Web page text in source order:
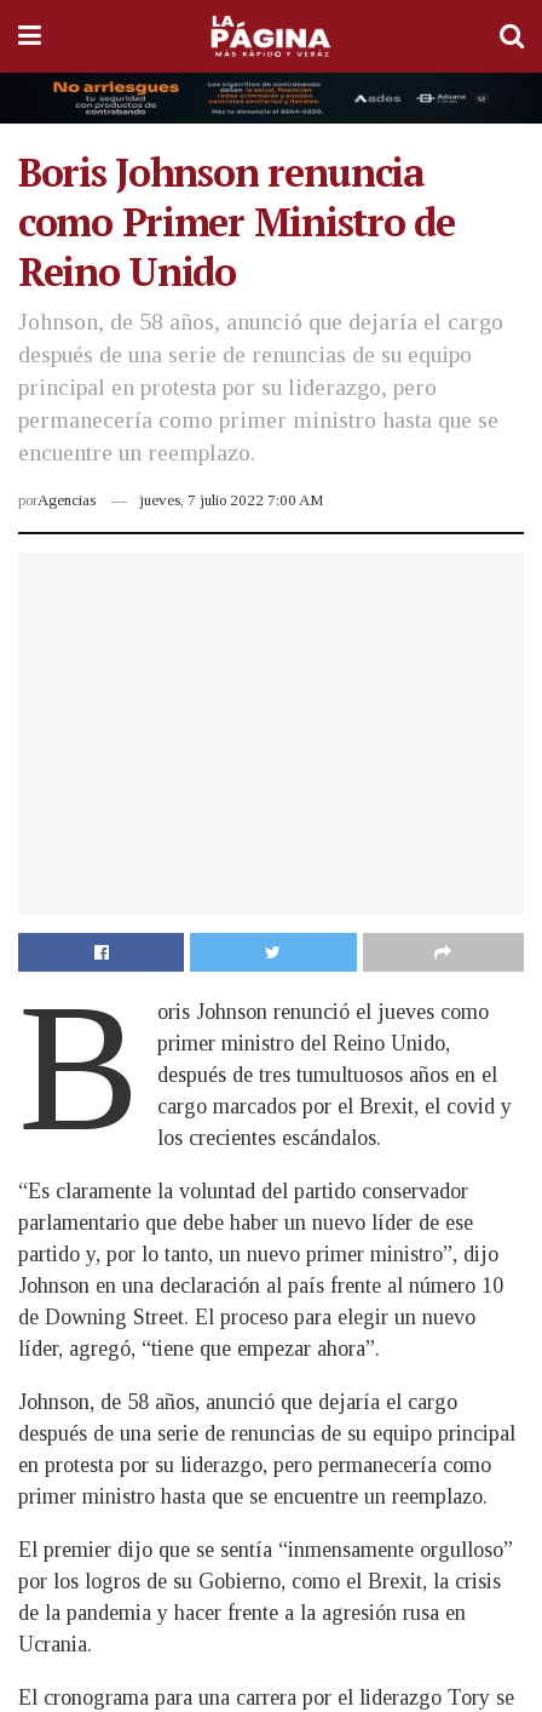
Boris Johnson renuncia
como Primer Ministro de
Reino Unido
Johnson, de 58 años, anunció que dejaría el cargo
después de una serie de renuncias de su equipo
principal en protesta por su liderazgo, pero
permanecería como primer ministro hasta que se
encuentre un reemplazo.
porAgencias jueves, 7 julio 2022 7:00 AM
B
oris Johnson renunció el jueves como
primer ministro del Reino Unido,
después de tres tumultuosos años en el
cargo marcados por el Brexit, el covid y
los crecientes escándalos.
“Es claramente la voluntad del partido conservador
parlamentario que debe haber un nuevo líder de ese
partido y, por lo tanto, un nuevo primer ministro”, dijo
Johnson en una declaración al país frente al número 10
de Downing Street. El proceso para elegir un nuevo
líder, agregó, “tiene que empezar ahora”.
Johnson, de 58 años, anunció que dejaría el cargo
después de una serie de renuncias de su equipo principal
en protesta por su liderazgo, pero permanecería como
primer ministro hasta que se encuentre un reemplazo.
El premier dijo que se sentía “inmensamente orgulloso”
por los logros de su Gobierno, como el Brexit, la crisis
de la pandemia y hacer frente a la agresión rusa en
Ucrania.
El cronograma para una carrera por el liderazgo Tory se